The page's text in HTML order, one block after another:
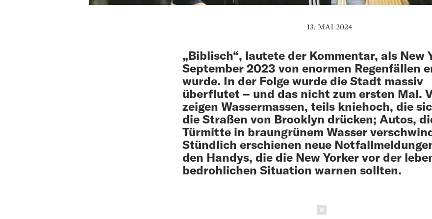
13. MAI 2024
„Biblisch“, lautete der ­Kommentar, als New
September 2023 von enormen Regenfällen
wurde. In der Folge wurde die Stadt massiv
überflutet – und das nicht zum ersten Mal.
zeigen ­Wassermassen, teils kniehoch, die
die Straßen von ­Brooklyn drücken; Autos,
Türmitte in braungrünem Wasser
Stündlich erschienen neue
den Handys, die die New Yorker vor der
bedrohlichen Situation warnen ­sollten.